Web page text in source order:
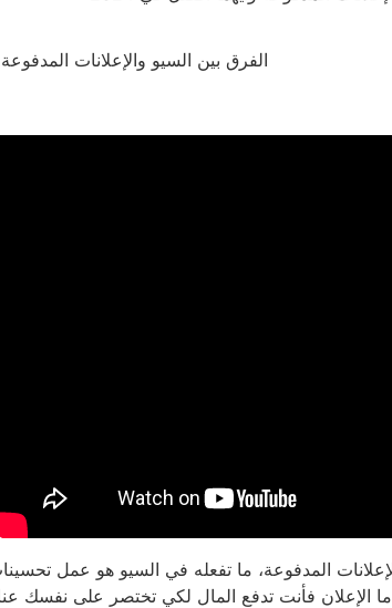
المدفوعة، ما تفعله في السيو هو عمل
فأنت تدفع المال لكي تختصر على نفسك